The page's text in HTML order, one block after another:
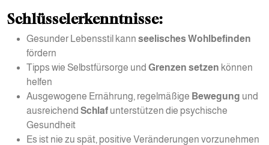
Schlüsselerkenntnisse:
Gesunder Lebensstil kann seelisches Wohlbefinden
fördern
Tipps wie Selbstfürsorge und Grenzen setzen können
helfen
Ausgewogene Ernährung, regelmäßige Bewegung und
ausreichend Schlaf unterstützen die psychische
Gesundheit
Es ist nie zu spät, positive Veränderungen vorzunehmen